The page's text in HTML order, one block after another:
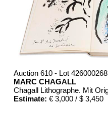
Auction 610 - Lot 426000268
MARC CHAGALL
Estimate: € 3,000 / $ 3,450